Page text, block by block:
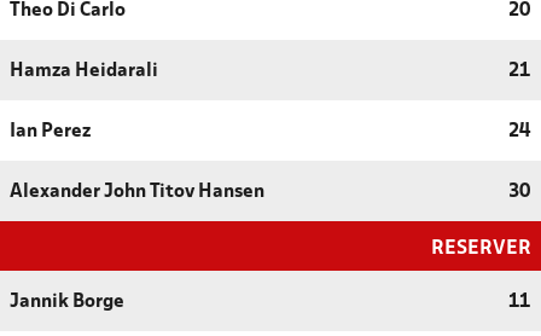
Theo Di Carlo 20
Hamza Heidarali 21
Ian Perez 24
Alexander John Titov Hansen 30
RESERVER
Jannik Borge 11